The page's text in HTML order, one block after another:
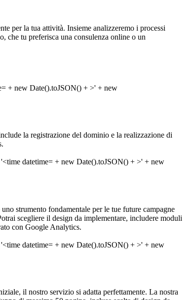
per la tua attività. Insieme analizzeremo i processi
che tu preferisca una consulenza online o un
la registrazione del dominio e la realizzazione di
strumento fondamentale per le tue future campagne
scegliere il design da implementare, includere moduli
con Google Analytics.
il nostro servizio si adatta perfettamente. La nostra